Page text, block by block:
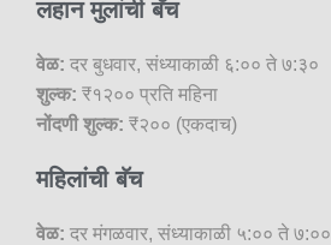
लहान मुलांची बॅच
वेळ: दर बुधवार, संध्याकाळी ६:०० ते ७:३०
शुल्क: ₹१२०० प्रति महिना
नोंदणी शुल्क: ₹२०० (एकदाच)
महिलांची बॅच
वेळ: दर मंगळवार, संध्याकाळी ५:०० ते ७:००